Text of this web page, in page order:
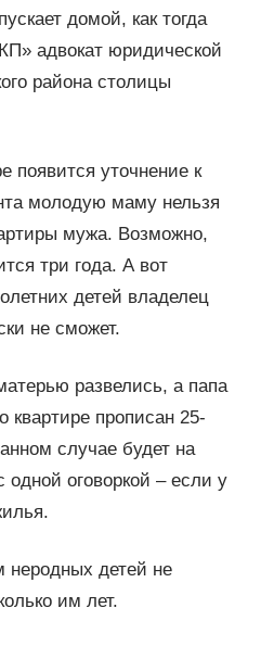
домой, как тогда
адвокат юридической
района столицы
появится уточнение к
молодую маму нельзя
мужа. Возможно,
три года. А вот
детей владелец
не сможет.
развелись, а папа
квартире прописан 25-
случае будет на
одной оговоркой – если у
детей не
им лет.